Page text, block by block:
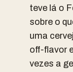
teve lá o
sobre o
uma
off-flavor
vezes a